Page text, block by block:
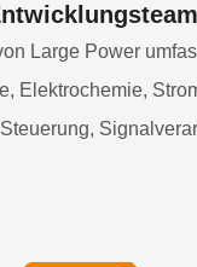
Large Power
Elektrochemie,